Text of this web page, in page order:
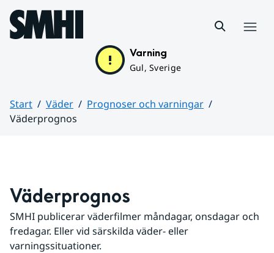
Hoppa till sidans innehåll
Varning
Gul, Sverige
Start Väder
Prognoser och varningar
Väderprognos
Väderprognos
SMHI publicerar väderfilmer måndagar, onsdagar och
fredagar. Eller vid särskilda väder- eller
varningssituationer.